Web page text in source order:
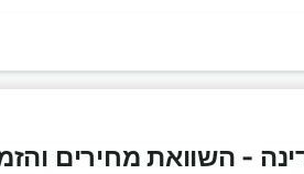
- השוואת מחירים והזמנה